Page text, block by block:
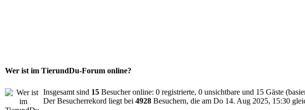
Wer ist im TierundDu-Forum online?
Insgesamt sind 15 Besucher online: 0 registrierte, 0 unsichtbare und 15 Gäste
Der Besucherrekord liegt bei 4928 Besuchern, die am Do 14. Aug 2025, 15:30